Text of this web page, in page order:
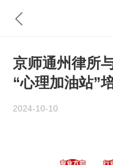
京师通州律所
“心理加油站”
2024-10-10